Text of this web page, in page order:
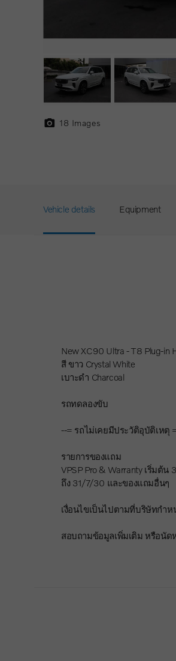
18 Images
Vehicle details Equipment
New XC90 Ultra - T8 Plug-in
สี ขาว Crystal White
เบาะดำ Charcoal
รถทดลองขับ
--= รถไม่เคยมีประวัติอุบัติเหตุ
รายการของแถม
VPSP Pro & Warranty เริ่มต้น
ถึง 31/7/30 และของแถมอื่นๆ
เงื่อนไขเป็นไปตามที่บริษัทกำห
สอบถามข้อมูลเพิ่มเติม หรือนั